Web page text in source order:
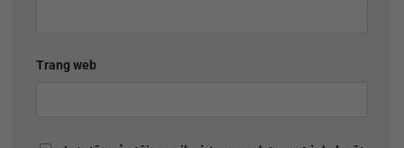
Trang web